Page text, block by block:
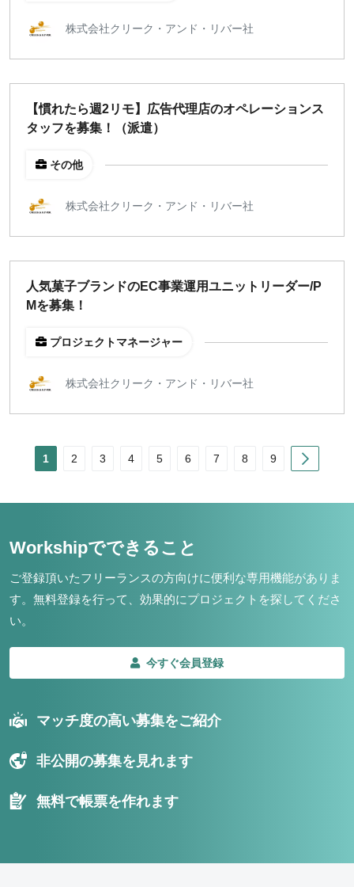
株式会社クリーク・アンド・リバー社
【慣れたら週2リモ】広告代理店のオペレーションス
タッフを募集！（派遣）
その他
株式会社クリーク・アンド・リバー社
人気菓子ブランドのEC事業運用ユニットリーダー/P
Mを募集！
プロジェクトマネージャー
株式会社クリーク・アンド・リバー社
1 2 3 4 5 6 7 8 9
Workshipでできること
ご登録頂いたフリーランスの方向けに便利な専用機能がありま
す。 無料登録を行って、効果的にプロジェクトを探してくださ
い。
今すぐ会員登録
マッチ度の高い募集をご紹介
非公開の募集を見れます
無料で帳票を作れます